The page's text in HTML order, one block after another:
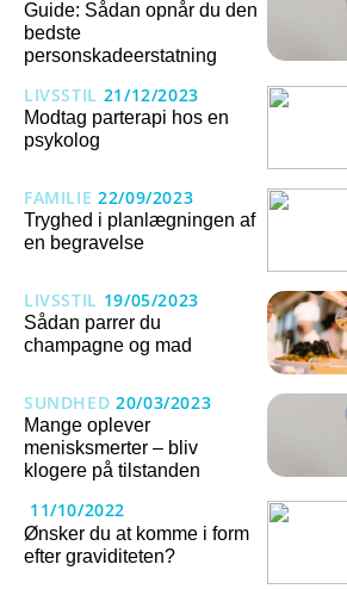
Guide: Sådan opnår du den
bedste
personskadeerstatning
LIVSSTIL 21/12/2023
Modtag parterapi hos en
psykolog
FAMILIE 22/09/2023
Tryghed i planlægningen af
en begravelse
LIVSSTIL 19/05/2023
Sådan parrer du
champagne og mad
SUNDHED 20/03/2023
Mange oplever
menisksmerter – bliv
klogere på tilstanden
11/10/2022
Ønsker du at komme i form
efter graviditeten?